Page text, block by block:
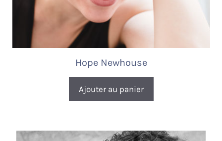
Hope Newhouse
Ajouter au panier